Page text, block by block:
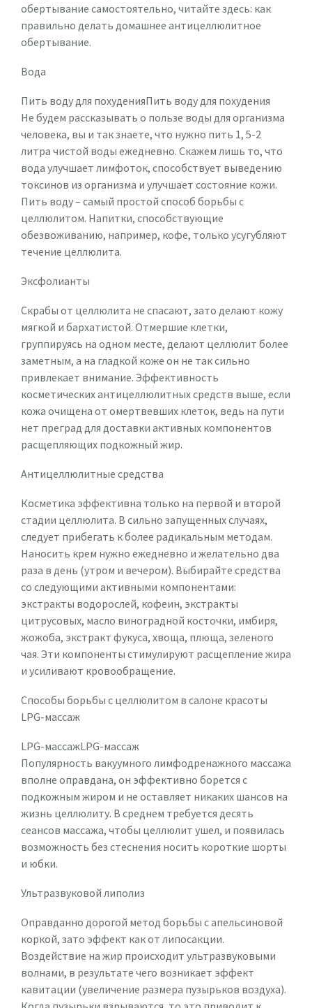
обертывание самостоятельно, читайте здесь: как
правильно делать домашнее антицеллюлитное
обертывание.
Вода
Пить воду для похуденияПить воду для похудения
Не будем рассказывать о пользе воды для организма
человека, вы и так знаете, что нужно пить 1, 5-2
литра чистой воды ежедневно. Скажем лишь то, что
вода улучшает лимфоток, способствует выведению
токсинов из организма и улучшает состояние кожи.
Пить воду – самый простой способ борьбы с
целлюлитом. Напитки, способствующие
обезвоживанию, например, кофе, только усугубляют
течение целлюлита.
Эксфолианты
Скрабы от целлюлита не спасают, зато делают кожу
мягкой и бархатистой. Отмершие клетки,
группируясь на одном месте, делают целлюлит более
заметным, а на гладкой коже он не так сильно
привлекает внимание. Эффективность
косметических антицеллюлитных средств выше, если
кожа очищена от омертвевших клеток, ведь на пути
нет преград для доставки активных компонентов
расщепляющих подкожный жир.
Антицеллюлитные средства
Косметика эффективна только на первой и второй
стадии целлюлита. В сильно запущенных случаях,
следует прибегать к более радикальным методам.
Наносить крем нужно ежедневно и желательно два
раза в день (утром и вечером). Выбирайте средства
со следующими активными компонентами:
экстракты водорослей, кофеин, экстракты
цитрусовых, масло виноградной косточки, имбиря,
жожоба, экстракт фукуса, хвоща, плюща, зеленого
чая. Эти компоненты стимулируют расщепление жира
и усиливают кровообращение.
Способы борьбы с целлюлитом в салоне красоты
LPG-массаж
LPG-массажLPG-массаж
Популярность вакуумного лимфодренажного массажа
вполне оправдана, он эффективно борется с
подкожным жиром и не оставляет никаких шансов на
жизнь целлюлиту. В среднем требуется десять
сеансов массажа, чтобы целлюлит ушел, и появилась
возможность без стеснения носить короткие шорты
и юбки.
Ультразвуковой липолиз
Оправданно дорогой метод борьбы с апельсиновой
коркой, зато эффект как от липосакции.
Воздействие на жир происходит ультразвуковыми
волнами, в результате чего возникает эффект
кавитации (увеличение размера пузырьков воздуха).